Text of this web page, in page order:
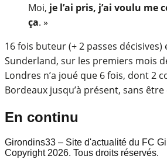
Moi, je l’ai pris, j’ai voulu me
ça. »
16 fois buteur (+ 2 passes décisives)
Sunderland, sur les premiers mois
Londres n’a joué que 6 fois, dont 2
Bordeaux jusqu’à présent, sans
En continu
Girondins33 – Site d'actualité du FC
Copyright 2026. Tous droits réservés.